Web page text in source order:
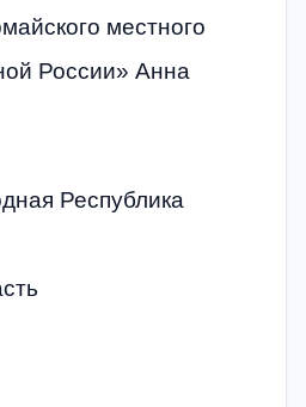
местного
России» Анна
Республика